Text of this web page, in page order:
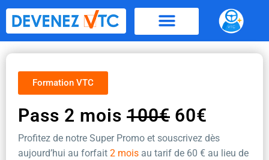
Aller
contenu
Formation VTC
Pass 2 mois 100€ 60€
Profitez de notre Super Promo et souscrivez dès
aujourd’hui au forfait 2 mois au tarif de 60 € au lieu de